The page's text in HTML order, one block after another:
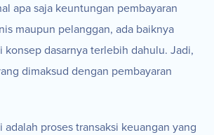
apa saja keuntungan pembayaran
maupun pelanggan, ada baiknya
konsep dasarnya terlebih dahulu. Jadi,
dimaksud dengan pembayaran
adalah proses transaksi keuangan yang